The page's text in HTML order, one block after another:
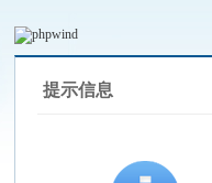
提示信息